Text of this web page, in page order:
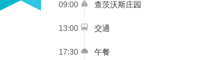
09:00 查茨沃斯庄园
13:00 交通
17:30 午餐